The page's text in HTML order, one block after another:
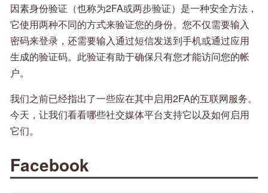
因素身份验证（也称为2FA或两步验证）是一种安全方法，
它使用两种不同的方式来验证您的身份。您不仅需要输入
密码来登录，还需要输入通过短信发送到手机或通过应用
生成的验证码。此验证有助于确保只有您才能访问您的帐
户。
我们之前已经指出了一些应在其中启用2FA的互联网服务。
今天，让我们看看哪些社交媒体平台支持它以及如何启用
它们。
Facebook